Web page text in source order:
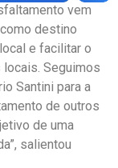
vem
destino
e facilitar o
Seguimos
Santini para a
de outros
de uma
salientou